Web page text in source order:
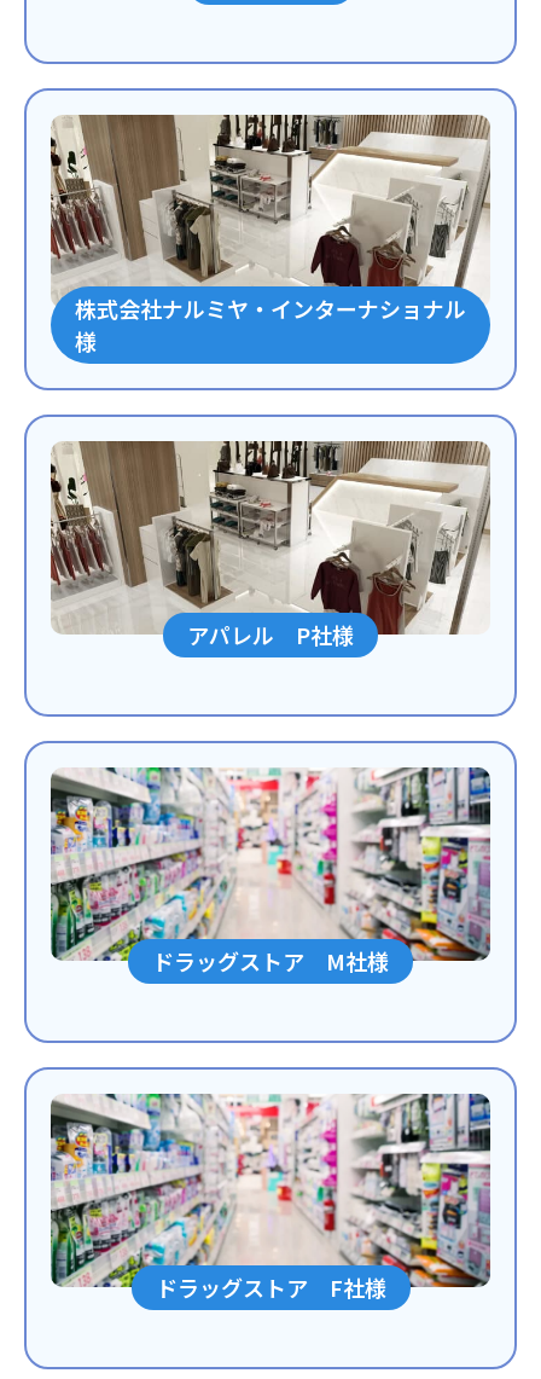
株式会社ナルミヤ・インターナショナル
様
アパレル P社様
ドラッグストア M社様
ドラッグストア F社様